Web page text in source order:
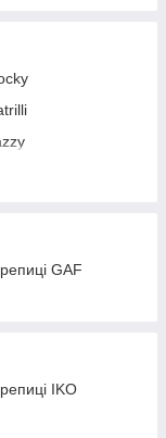
Повна
AMBIENT
GAF
IKO